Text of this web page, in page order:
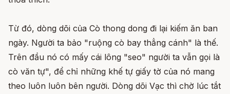
Từ đó, dòng dõi của Cò thong dong đi lại kiếm ăn ban
ngày. Người ta bảo "ruộng cò bay thẳng cánh" là thế.
Trên đầu nó có mấy cái lông "seo" người ta vẫn gọi là
cò văn tự", để chỉ những khế tự giấy tờ của nó mang
theo luôn luôn bên người. Dòng dõi Vạc thì chờ lúc tắt